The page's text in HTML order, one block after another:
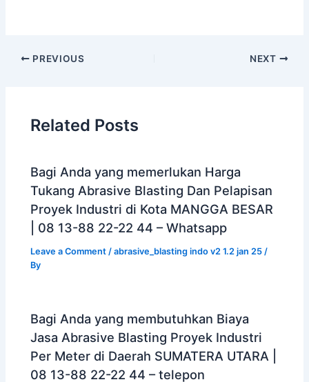
PREVIOUS NEXT
Related Posts
Bagi Anda yang memerlukan Harga
Tukang Abrasive Blasting Dan Pelapisan
Proyek Industri di Kota MANGGA BESAR
| 08 13-88 22-22 44 – Whatsapp
Leave a Comment /abrasive_blasting indo v2 1.2 jan 25 /
By
Bagi Anda yang membutuhkan Biaya
Jasa Abrasive Blasting Proyek Industri
Per Meter di Daerah SUMATERA UTARA |
08 13-88 22-22 44 – telepon